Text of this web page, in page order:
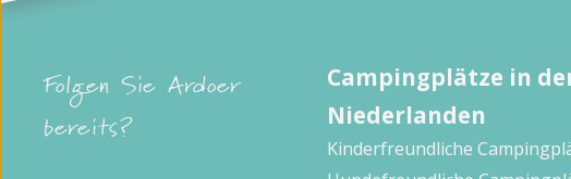
Folgen Sie Ardoer
bereits?
Campingplätze in
Niederlanden
Kinderfreundliche